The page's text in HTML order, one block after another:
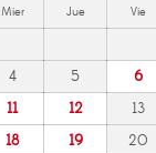
Mier Jue Vie
4 5 6
11 12 13
18 19 20